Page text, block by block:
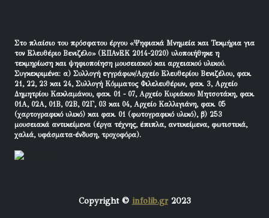
Στο πλαίσιο του πρόσφατου έργου «Ψηφιακά Μνημεία και Τεκμήρια για
τον Ελευθέριο Βενιζέλο» (ΕΠΑνΕΚ 2014-2020) υλοποιήθηκε η
τεκμηρίωση και ψηφιοποίηση μουσειακού και αρχειακού υλικού.
Συγκεκριμένα: α) Συλλογή εγγράφων/Αρχείο Ελευθερίου Βενιζέλου, φακ.
21, 22, 23 και 24, Συλλογή Κόμματος Φιλελευθέρων, φακ. 3, Αρχείο
Δημητρίου Κακλαμάνου, φακ. 01 - 07, Αρχείο Κυριάκου Μητσοτάκη, φακ.
01Α, 02Α, 01Β, 02Β, 02Γ, 03 και 04, Αρχείο Καλλιγιάνη, φακ. 05
(χαρτογραφικό υλικό) και φακ. 01 (φωτογραφικό υλικό), β) 253
μουσειακά αντικείμενα (έργα τέχνης, έπιπλα, αντικείμενα, φωτιστικά,
χαλιά, υφάσματα-ένδυση, τροχοφόρα).
Copyright © infolib.gr2023